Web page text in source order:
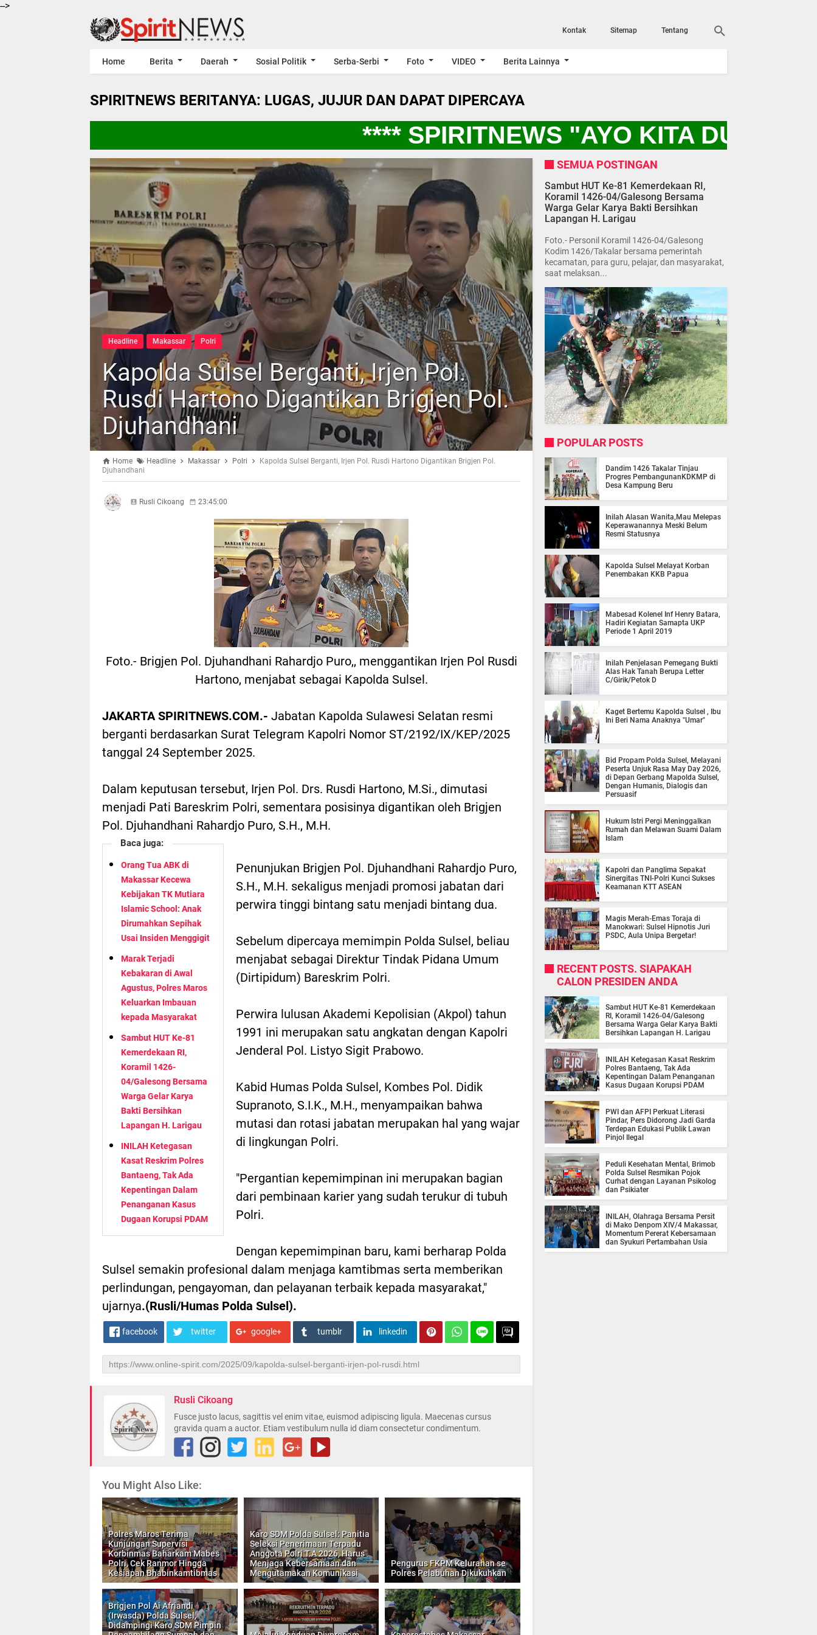
-->
Kontak Sitemap Tentang
Home Berita Daerah Sosial Politik Serba-Serbi Foto VIDEO Berita Lainnya
SPIRITNEWS BERITANYA: LUGAS, JUJUR DAN DAPAT DIPERCAYA
**** SPIRITNEWS "AYO KITA DUKUNG
Headline Makassar Polri
Kapolda Sulsel Berganti, Irjen Pol.
Rusdi Hartono Digantikan Brigjen Pol.
Djuhandhani
Home Headline Makassar Polri
Kapolda Sulsel Berganti, Irjen Pol. Rusdi Hartono Digantikan Brigjen Pol.
Djuhandhani
Rusli Cikoang 23:45:00
Foto.- Brigjen Pol. Djuhandhani Rahardjo Puro,, menggantikan Irjen Pol Rusdi
Hartono, menjabat sebagai Kapolda Sulsel.
JAKARTA SPIRITNEWS.COM.- Jabatan Kapolda Sulawesi Selatan resmi
berganti berdasarkan Surat Telegram Kapolri Nomor ST/2192/IX/KEP/2025
tanggal 24 September 2025.
Dalam keputusan tersebut, Irjen Pol. Drs. Rusdi Hartono, M.Si., dimutasi
menjadi Pati Bareskrim Polri, sementara posisinya digantikan oleh Brigjen
Pol. Djuhandhani Rahardjo Puro, S.H., M.H.
Baca juga:
Orang Tua ABK di
Makassar Kecewa
Kebijakan TK Mutiara
Islamic School: Anak
Dirumahkan Sepihak
Usai Insiden Menggigit
Marak Terjadi
Kebakaran di Awal
Agustus, Polres Maros
Keluarkan Imbauan
kepada Masyarakat
Sambut HUT Ke-81
Kemerdekaan RI,
Koramil 1426-
04/Galesong Bersama
Warga Gelar Karya
Bakti Bersihkan
Lapangan H. Larigau
INILAH Ketegasan
Kasat Reskrim Polres
Bantaeng, Tak Ada
Kepentingan Dalam
Penanganan Kasus
Dugaan Korupsi PDAM
Penunjukan Brigjen Pol. Djuhandhani Rahardjo Puro,
S.H., M.H. sekaligus menjadi promosi jabatan dari
perwira tinggi bintang satu menjadi bintang dua.
Sebelum dipercaya memimpin Polda Sulsel, beliau
menjabat sebagai Direktur Tindak Pidana Umum
(Dirtipidum) Bareskrim Polri.
Perwira lulusan Akademi Kepolisian (Akpol) tahun
1991 ini merupakan satu angkatan dengan Kapolri
Jenderal Pol. Listyo Sigit Prabowo.
Kabid Humas Polda Sulsel, Kombes Pol. Didik
Supranoto, S.I.K., M.H., menyampaikan bahwa
mutasi dan rotasi jabatan merupakan hal yang wajar
di lingkungan Polri.
"Pergantian kepemimpinan ini merupakan bagian
dari pembinaan karier yang sudah terukur di tubuh
Polri.
Dengan kepemimpinan baru, kami berharap Polda
Sulsel semakin profesional dalam menjaga kamtibmas serta memberikan
perlindungan, pengayoman, dan pelayanan terbaik kepada masyarakat,"
ujarnya.(Rusli/Humas Polda Sulsel).
facebook twitter google+ tumblr linkedin
Rusli Cikoang
Fusce justo lacus, sagittis vel enim vitae, euismod adipiscing ligula. Maecenas cursus
gravida quam a auctor. Etiam vestibulum nulla id diam consectetur condimentum.
You Might Also Like:
Polres Maros Terima
Kunjungan Supervisi
Korbinmas Baharkam Mabes
Polri, Cek Ranmor Hingga
Kesiapan Bhabinkamtibmas
Karo SDM Polda Sulsel: Panitia
Seleksi Penerimaan Terpadu
Anggota Polri T.A 2026, Harus
Menjaga Kebersamaan dan
Mengutamakan Komunikasi
Pengurus FKPM Kelurahan se
Polres Pelabuhan Dikukuhkan
Brigjen Pol Ai Afriandi
(Irwasda) Polda Sulsel,
Didampingi Karo SDM Pimpin
SEMUA POSTINGAN
Sambut HUT Ke-81 Kemerdekaan RI,
Koramil 1426-04/Galesong Bersama
Warga Gelar Karya Bakti Bersihkan
Lapangan H. Larigau
Foto.- Personil Koramil 1426-04/Galesong
Kodim 1426/Takalar bersama pemerintah
kecamatan, para guru, pelajar, dan masyarakat,
saat melaksan...
POPULAR POSTS
Dandim 1426 Takalar Tinjau
Progres PembangunanKDKMP di
Desa Kampung Beru
Inilah Alasan Wanita,Mau Melepas
Keperawanannya Meski Belum
Resmi Statusnya
Kapolda Sulsel Melayat Korban
Penembakan KKB Papua
Mabesad Kolenel Inf Henry Batara,
Hadiri Kegiatan Samapta UKP
Periode 1 April 2019
Inilah Penjelasan Pemegang Bukti
Alas Hak Tanah Berupa Letter
C/Girik/Petok D
Kaget Bertemu Kapolda Sulsel , Ibu
Ini Beri Nama Anaknya "Umar"
Bid Propam Polda Sulsel, Melayani
Peserta Unjuk Rasa May Day 2026,
di Depan Gerbang Mapolda Sulsel,
Dengan Humanis, Dialogis dan
Persuasif
Hukum Istri Pergi Meninggalkan
Rumah dan Melawan Suami Dalam
Islam
Kapolri dan Panglima Sepakat
Sinergitas TNI-Polri Kunci Sukses
Keamanan KTT ASEAN
Magis Merah-Emas Toraja di
Manokwari: Sulsel Hipnotis Juri
PSDC, Aula Unipa Bergetar!
RECENT POSTS. SIAPAKAH
CALON PRESIDEN ANDA
Sambut HUT Ke-81 Kemerdekaan
RI, Koramil 1426-04/Galesong
Bersama Warga Gelar Karya Bakti
Bersihkan Lapangan H. Larigau
INILAH Ketegasan Kasat Reskrim
Polres Bantaeng, Tak Ada
Kepentingan Dalam Penanganan
Kasus Dugaan Korupsi PDAM
PWI dan AFPI Perkuat Literasi
Pindar, Pers Didorong Jadi Garda
Terdepan Edukasi Publik Lawan
Pinjol Ilegal
Peduli Kesehatan Mental, Brimob
Polda Sulsel Resmikan Pojok
Curhat dengan Layanan Psikolog
dan Psikiater
INILAH, Olahraga Bersama Persit
di Mako Denpom XIV/4 Makassar,
Momentum Pererat Kebersamaan
dan Syukuri Pertambahan Usia